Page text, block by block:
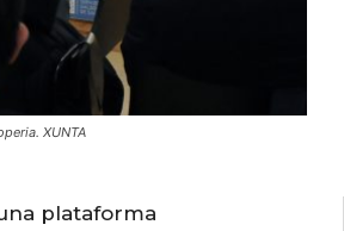
XUNTA
plataforma